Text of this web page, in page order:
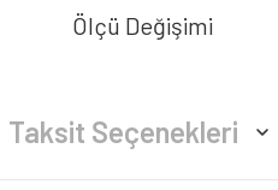
Ölçü Değişimi
Taksit Seçenekleri